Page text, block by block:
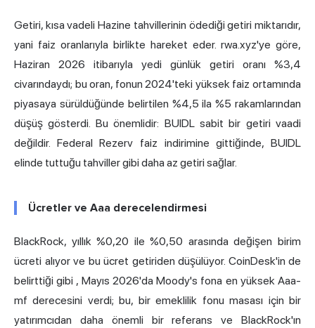
Getiri, kısa vadeli Hazine tahvillerinin ödediği getiri miktarıdır,
yani faiz oranlarıyla birlikte hareket eder. rwa.xyz'ye göre,
Haziran 2026 itibarıyla yedi günlük getiri oranı %3,4
civarındaydı; bu oran, fonun 2024'teki yüksek faiz ortamında
piyasaya sürüldüğünde belirtilen %4,5 ila %5 rakamlarından
düşüş gösterdi. Bu önemlidir: BUIDL sabit bir getiri vaadi
değildir. Federal Rezerv faiz indirimine gittiğinde, BUIDL
elinde tuttuğu tahviller gibi daha az getiri sağlar.
Ücretler ve Aaa derecelendirmesi
BlackRock, yıllık %0,20 ile %0,50 arasında değişen birim
ücreti alıyor ve bu ücret getiriden düşülüyor. CoinDesk'in de
belirttiği gibi , Mayıs 2026'da Moody's fona en yüksek Aaa-
mf derecesini verdi; bu, bir emeklilik fonu masası için bir
yatırımcıdan daha önemli bir referans ve BlackRock'ın